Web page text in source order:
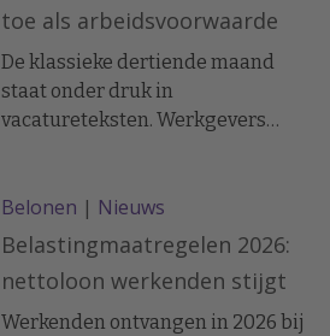
toe als arbeidsvoorwaarde
De klassieke dertiende maand
staat onder druk in
vacatureteksten. Werkgevers
meebewegen met prestaties en
bedrijfsresultaten.
Belonen | Nieuws
Belastingmaatregelen 2026:
nettoloon werkenden stijgt
Werkenden ontvangen in 2026 bij